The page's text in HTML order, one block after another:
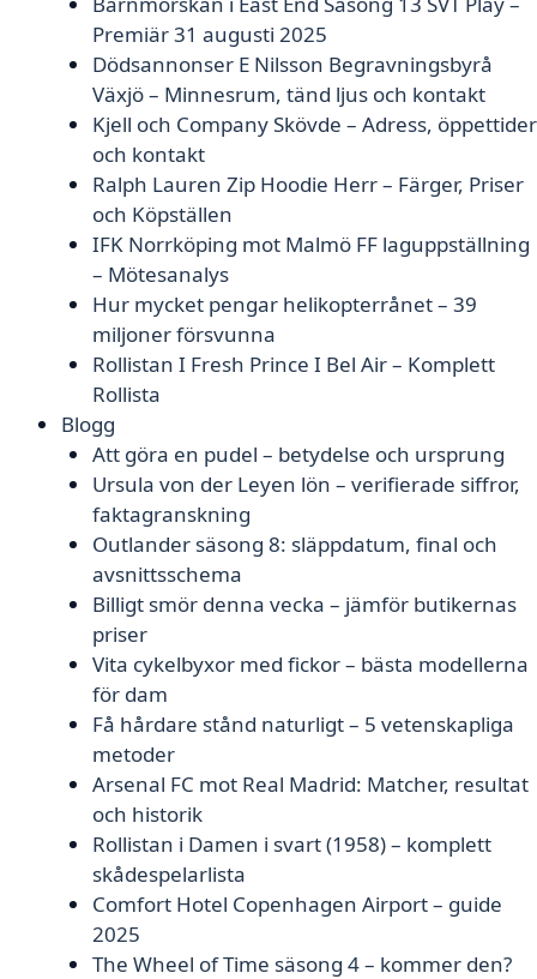
Premiär 31 augusti 2025
Dödsannonser E Nilsson Begravningsbyrå
Växjö – Minnesrum, tänd ljus och kontakt
Kjell och Company Skövde – Adress, öppettider
och kontakt
Ralph Lauren Zip Hoodie Herr – Färger, Priser
och Köpställen
IFK Norrköping mot Malmö FF laguppställning
– Mötesanalys
Hur mycket pengar helikopterrånet – 39
miljoner försvunna
Rollistan I Fresh Prince I Bel Air – Komplett
Rollista
Blogg
Att göra en pudel – betydelse och ursprung
Ursula von der Leyen lön – verifierade siffror,
faktagranskning
Outlander säsong 8: släppdatum, final och
avsnittsschema
Billigt smör denna vecka – jämför butikernas
priser
Vita cykelbyxor med fickor – bästa modellerna
för dam
Få hårdare stånd naturligt – 5 vetenskapliga
metoder
Arsenal FC mot Real Madrid: Matcher, resultat
och historik
Rollistan i Damen i svart (1958) – komplett
skådespelarlista
Comfort Hotel Copenhagen Airport – guide
2025
The Wheel of Time säsong 4 – kommer den?